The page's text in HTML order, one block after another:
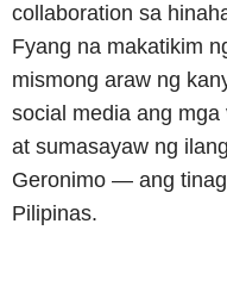
collaboration sa
Fyang na makatikim
mismong araw ng
social media ang
at sumasayaw ng
Geronimo — ang
Pilipinas.